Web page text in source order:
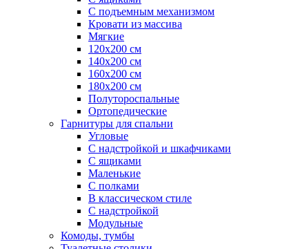
С подъемным механизмом
Кровати из массива
Мягкие
120х200 см
140х200 см
160х200 см
180х200 см
Полутороспальные
Ортопедические
Гарнитуры для спальни
Угловые
С надстройкой и шкафчиками
С ящиками
Маленькие
С полками
В классическом стиле
С надстройкой
Модульные
Комоды, тумбы